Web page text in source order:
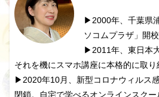
▶2000年、千葉県
ソコムプラザ」開校
▶2011年、東日本
それを機にスマホ講座に本格的に取り
▶2020年10月、新型コロナウィルス
閉鎖。自宅で学べるオンラインスクー